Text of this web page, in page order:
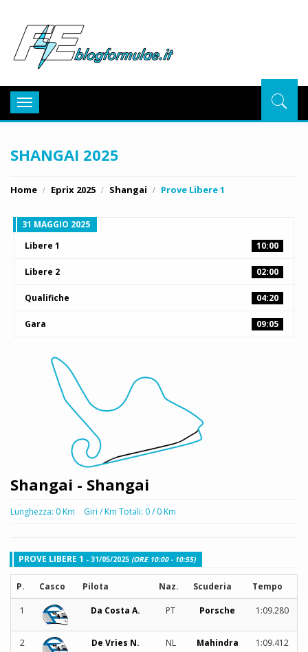
Toggle
navigation
SHANGAI 2025
Home Eprix 2025 Shangai Prove Libere 1
31 MAGGIO 2025
Libere 1
10:00
Libere 2 02:00
Qualifiche 04:20
Gara 09:05
Shangai - Shangai
Lunghezza: 0 Km Giri / Km Totali: 0 / 0 Km
PROVE LIBERE 1 - 31/05/2025 (ORE 10:00 - 10:55)
P. Casco Pilota Naz. Scuderia Tempo
1 Da Costa A. PT Porsche 1:09.280
2 De Vries N. NL Mahindra 1:09.412